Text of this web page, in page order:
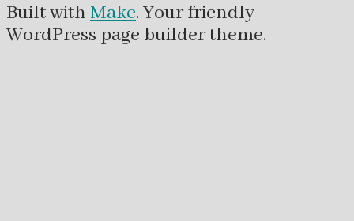
Built with Make. Your friendly
WordPress page builder theme.